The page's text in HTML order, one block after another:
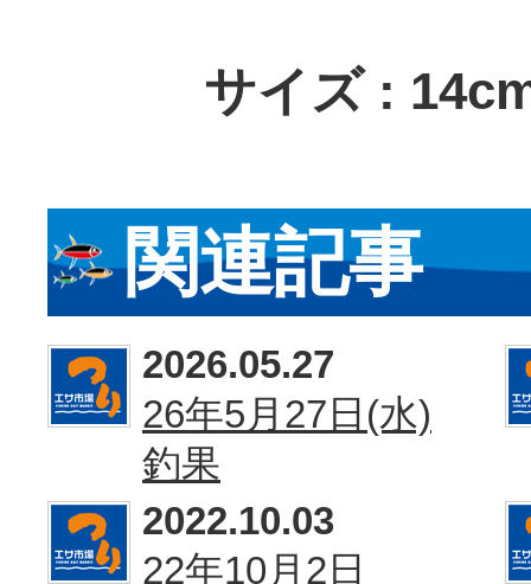
サイズ : 14cm
関連記事
2026.05.27
26年5月27日(水)
釣果
2022.10.03
22年10月2日